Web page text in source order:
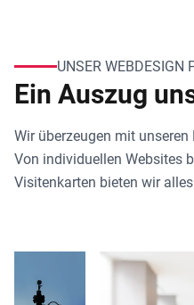
UNSER WEBDESIGN
Ein Auszug
Wir überzeugen mit
Von individuellen Websites
Visitenkarten bieten wir